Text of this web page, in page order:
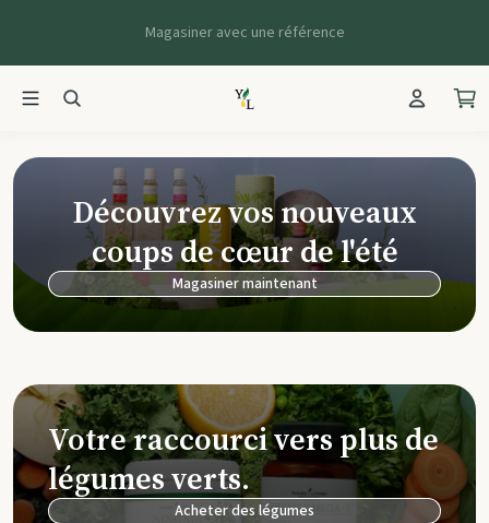
Magasiner avec une référence
Young Living
Découvrez vos nouveaux
coups de cœur de l'été
Magasiner maintenant
Votre raccourci vers plus de
légumes verts.
Acheter des légumes